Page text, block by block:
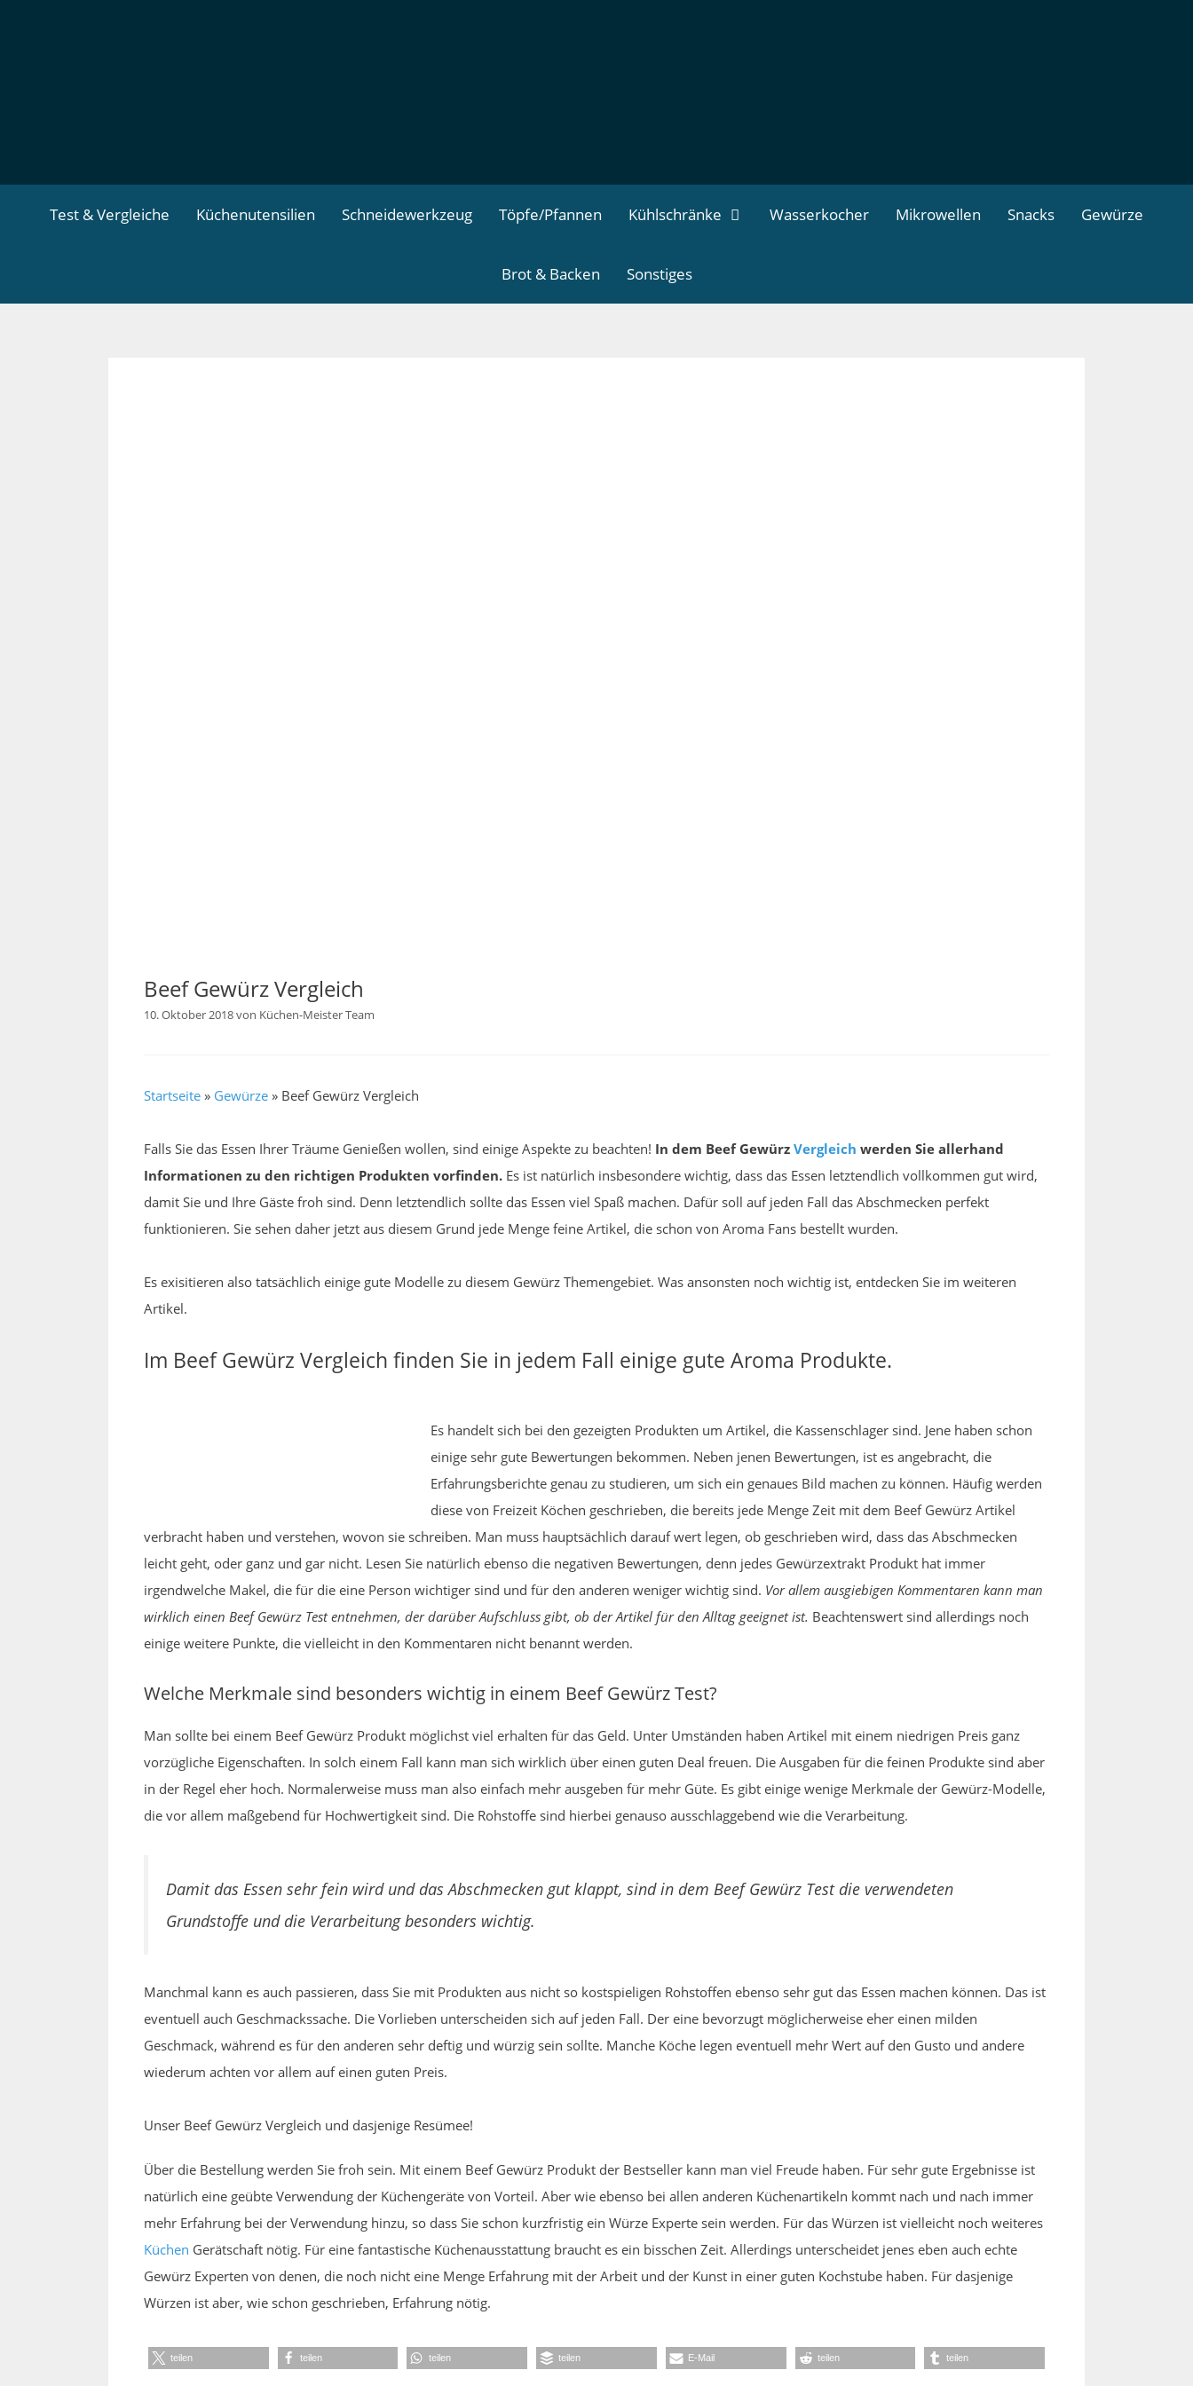
Test & Vergleiche Küchenutensilien Schneidewerkzeug Töpfe/Pfannen Kühlschränke Wasserkocher Mikrowellen Snacks Gewürze
Brot & Backen Sonstiges
Beef Gewürz Vergleich
10. Oktober 2018von Küchen-Meister Team
Startseite » Gewürze » Beef Gewürz Vergleich
Falls Sie das Essen Ihrer Träume Genießen wollen, sind einige Aspekte zu beachten! In dem Beef Gewürz Vergleich werden Sie allerhand
Informationen zu den richtigen Produkten vorfinden. Es ist natürlich insbesondere wichtig, dass das Essen letztendlich vollkommen gut wird,
damit Sie und Ihre Gäste froh sind. Denn letztendlich sollte das Essen viel Spaß machen. Dafür soll auf jeden Fall das Abschmecken perfekt
funktionieren. Sie sehen daher jetzt aus diesem Grund jede Menge feine Artikel, die schon von Aroma Fans bestellt wurden.
Es exisitieren also tatsächlich einige gute Modelle zu diesem Gewürz Themengebiet. Was ansonsten noch wichtig ist, entdecken Sie im weiteren
Artikel.
Im Beef Gewürz Vergleich finden Sie in jedem Fall einige gute Aroma Produkte.
Es handelt sich bei den gezeigten Produkten um Artikel, die Kassenschlager sind. Jene haben schon
einige sehr gute Bewertungen bekommen. Neben jenen Bewertungen, ist es angebracht, die
Erfahrungsberichte genau zu studieren, um sich ein genaues Bild machen zu können. Häufig werden
diese von Freizeit Köchen geschrieben, die bereits jede Menge Zeit mit dem Beef Gewürz Artikel
verbracht haben und verstehen, wovon sie schreiben. Man muss hauptsächlich darauf wert legen, ob geschrieben wird, dass das Abschmecken
leicht geht, oder ganz und gar nicht. Lesen Sie natürlich ebenso die negativen Bewertungen, denn jedes Gewürzextrakt Produkt hat immer
irgendwelche Makel, die für die eine Person wichtiger sind und für den anderen weniger wichtig sind. Vor allem ausgiebigen Kommentaren kann man
wirklich einen Beef Gewürz Test entnehmen, der darüber Aufschluss gibt, ob der Artikel für den Alltag geeignet ist. Beachtenswert sind allerdings noch
einige weitere Punkte, die vielleicht in den Kommentaren nicht benannt werden.
Welche Merkmale sind besonders wichtig in einem Beef Gewürz Test?
Man sollte bei einem Beef Gewürz Produkt möglichst viel erhalten für das Geld. Unter Umständen haben Artikel mit einem niedrigen Preis ganz
vorzügliche Eigenschaften. In solch einem Fall kann man sich wirklich über einen guten Deal freuen. Die Ausgaben für die feinen Produkte sind aber
in der Regel eher hoch. Normalerweise muss man also einfach mehr ausgeben für mehr Güte. Es gibt einige wenige Merkmale der Gewürz-Modelle,
die vor allem maßgebend für Hochwertigkeit sind. Die Rohstoffe sind hierbei genauso ausschlaggebend wie die Verarbeitung.
Damit das Essen sehr fein wird und das Abschmecken gut klappt, sind in dem Beef Gewürz Test die verwendeten
Grundstoffe und die Verarbeitung besonders wichtig.
Manchmal kann es auch passieren, dass Sie mit Produkten aus nicht so kostspieligen Rohstoffen ebenso sehr gut das Essen machen können. Das ist
eventuell auch Geschmackssache. Die Vorlieben unterscheiden sich auf jeden Fall. Der eine bevorzugt möglicherweise eher einen milden
Geschmack, während es für den anderen sehr deftig und würzig sein sollte. Manche Köche legen eventuell mehr Wert auf den Gusto und andere
wiederum achten vor allem auf einen guten Preis.
Unser Beef Gewürz Vergleich und dasjenige Resümee!
Über die Bestellung werden Sie froh sein. Mit einem Beef Gewürz Produkt der Bestseller kann man viel Freude haben. Für sehr gute Ergebnisse ist
natürlich eine geübte Verwendung der Küchengeräte von Vorteil. Aber wie ebenso bei allen anderen Küchenartikeln kommt nach und nach immer
mehr Erfahrung bei der Verwendung hinzu, so dass Sie schon kurzfristig ein Würze Experte sein werden. Für das Würzen ist vielleicht noch weiteres
Küchen Gerätschaft nötig. Für eine fantastische Küchenausstattung braucht es ein bisschen Zeit. Allerdings unterscheidet jenes eben auch echte
Gewürz Experten von denen, die noch nicht eine Menge Erfahrung mit der Arbeit und der Kunst in einer guten Kochstube haben. Für dasjenige
Würzen ist aber, wie schon geschrieben, Erfahrung nötig.
teilen teilen teilen teilen E-Mail teilen teilen